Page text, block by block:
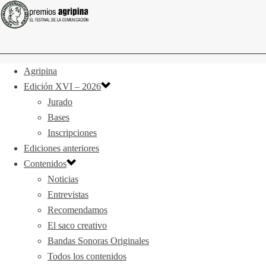
Agripina
Edición XVI – 2026
Jurado
Bases
Inscripciones
Ediciones anteriores
Contenidos
Noticias
Entrevistas
Recomendamos
El saco creativo
Bandas Sonoras Originales
Todos los contenidos